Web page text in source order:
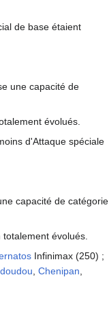
de base étaient
une capacité de
évolués.
d'Attaque spéciale
capacité de catégorie
évolués.
Infinimax (250) ;
, Chenipan,